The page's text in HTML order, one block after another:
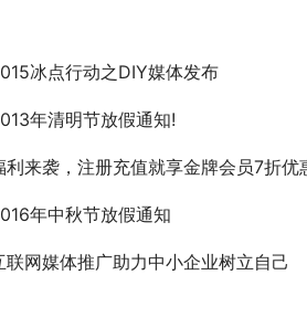
冰点行动之DIY媒体发布
年清明节放假通知!
利来袭，注册充值就享金牌会员7折优
年中秋节放假通知
联网媒体推广助力中小企业树立自己